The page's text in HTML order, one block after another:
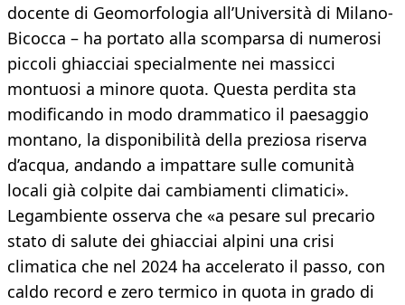
docente di Geomorfologia all’Università di Milano-
Bicocca – ha portato alla scomparsa di numerosi
piccoli ghiacciai specialmente nei massicci
montuosi a minore quota. Questa perdita sta
modificando in modo drammatico il paesaggio
montano, la disponibilità della preziosa riserva
d’acqua, andando a impattare sulle comunità
locali già colpite dai cambiamenti climatici».
Legambiente osserva che «a pesare sul precario
stato di salute dei ghiacciai alpini una crisi
climatica che nel 2024 ha accelerato il passo, con
caldo record e zero termico in quota in grado di